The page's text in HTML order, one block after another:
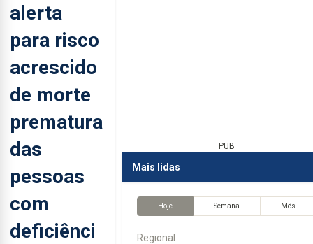
alerta
para risco
acrescido
de morte
prematura
das
pessoas
com
deficiênci
PUB
Mais lidas
Hoje Semana Mês
Regional